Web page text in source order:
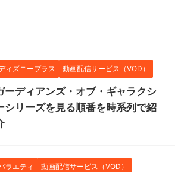
ィズニープラス 動画配信サービス（VOD）
ーディアンズ・オブ・ギャラクシ
シリーズを見る順番を時系列で紹
ラエティ 動画配信サービス（VOD）